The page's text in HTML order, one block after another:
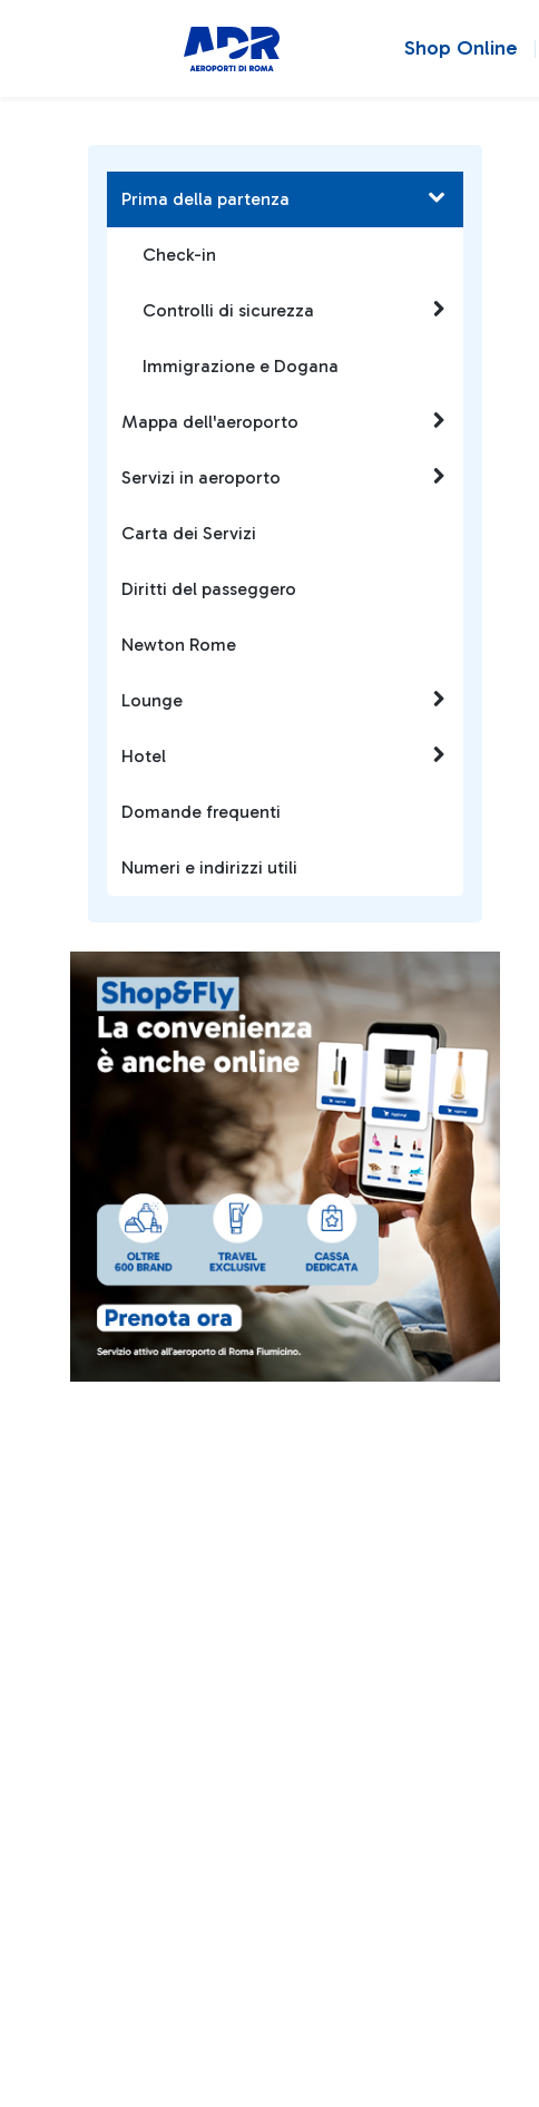
Shop Online
Prima della partenza
Check-in
Controlli di sicurezza
Immigrazione e Dogana
Mappa dell'aeroporto
Servizi in aeroporto
Carta dei Servizi
Diritti del passeggero
Newton Rome
Lounge
Hotel
Domande frequenti
Numeri e indirizzi utili